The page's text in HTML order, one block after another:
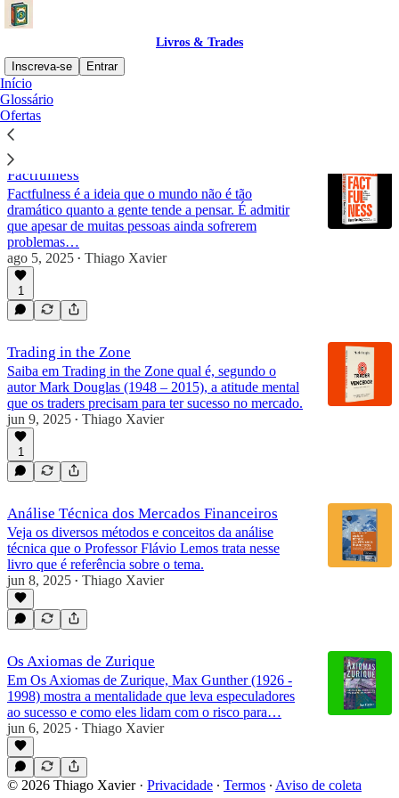
Livros & Trades
Inscreva-se
Entrar
Início
Glossário
Ofertas
Resenha
Factfulness
Factfulness é a ideia que o mundo não é tão
dramático quanto a gente tende a pensar. É admitir
que apesar de muitas pessoas ainda sofrerem
problemas…
ago 5, 2025 • Thiago Xavier
1
Trading in the Zone
Saiba em Trading in the Zone qual é, segundo o
autor Mark Douglas (1948 – 2015), a atitude mental
que os traders precisam para ter sucesso no mercado.
jun 9, 2025 • Thiago Xavier
1
Análise Técnica dos Mercados Financeiros
Veja os diversos métodos e conceitos da análise
técnica que o Professor Flávio Lemos trata nesse
livro que é referência sobre o tema.
jun 8, 2025 • Thiago Xavier
Os Axiomas de Zurique
Em Os Axiomas de Zurique, Max Gunther (1926 -
1998) mostra a mentalidade que leva especuladores
ao sucesso e como eles lidam com o risco para…
jun 6, 2025 • Thiago Xavier
© 2026 Thiago Xavier· Privacidade ∙ Termos ∙ Aviso de coleta